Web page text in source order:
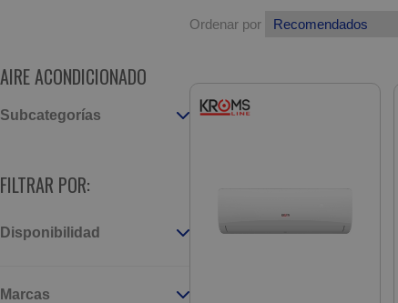
AIRE ACONDICIONADO
Subcategorías
FILTRAR POR:
Disponibilidad
Marcas
Ordenar por